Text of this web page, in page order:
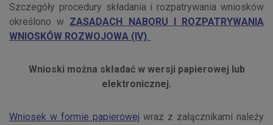
Szczegóły procedury składania i rozpatrywania wniosków
określono w ZASADACH NABORU I ROZPATRYWANIA
WNIOSKÓW ROZWOJOWA (IV).
Wnioski można składać w wersji papierowej lub
elektronicznej.
Wniosek w formie papierowej wraz z załącznikami należy